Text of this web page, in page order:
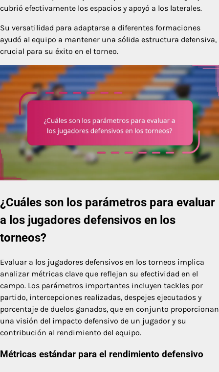
cubrió efectivamente los espacios y apoyó a los laterales.
Su versatilidad para adaptarse a diferentes formaciones
ayudó al equipo a mantener una sólida estructura defensiva,
crucial para su éxito en el torneo.
¿Cuáles son los parámetros para evaluar
a los jugadores defensivos en los
torneos?
Evaluar a los jugadores defensivos en los torneos implica
analizar métricas clave que reflejan su efectividad en el
campo. Los parámetros importantes incluyen tackles por
partido, intercepciones realizadas, despejes ejecutados y
porcentaje de duelos ganados, que en conjunto proporcionan
una visión del impacto defensivo de un jugador y su
contribución al rendimiento del equipo.
Métricas estándar para el rendimiento defensivo